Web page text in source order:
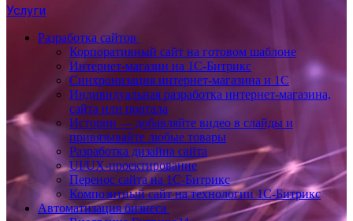
Услуги
Разработка сайтов
Корпоративный сайт на готовом шаблоне
Интернет-магазин на 1С-Битрикс
Синхронизация интернет-магазина и 1С
Индивидуальная разработка интернет-магазина,
сайта или портала
Истории — добавляйте видео в слайды и
привязывайте любые товары
Разработка дизайна сайта
UI/UX-проектирование
Перенос сайта на 1С-Битрикс
Композитный сайт на технологии 1С-Битрикс
Автоматизация бизнеса